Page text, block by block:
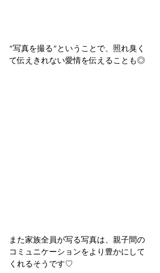
”写真を撮る”ということで、照れ臭く
て伝えきれない愛情を伝えることも◎
また家族全員が写る写真は、親子間の
コミュニケーションをより豊かにして
くれるそうです♡